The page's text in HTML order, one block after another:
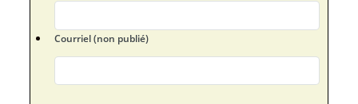
Courriel (non publié)